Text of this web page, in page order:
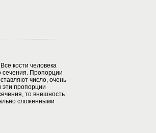
кости человека
сечения. Пропорции
число, очень
эти пропорции
то внешность
сложенными